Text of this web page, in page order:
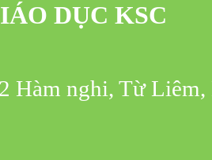
DỤC KSC
Hàm nghi, Từ